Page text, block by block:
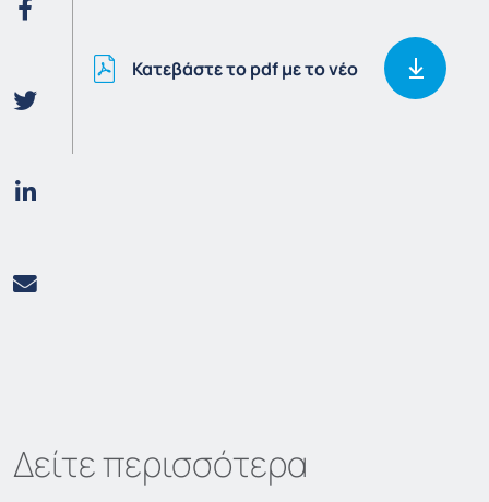
Κατεβάστε το pdf με το νέο
Δείτε περισσότερα